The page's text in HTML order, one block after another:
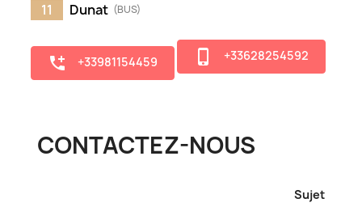
11 Dunat (BUS)
add_ic_call +33981154459 phone_iphone +33628254592
CONTACTEZ-NOUS
Sujet